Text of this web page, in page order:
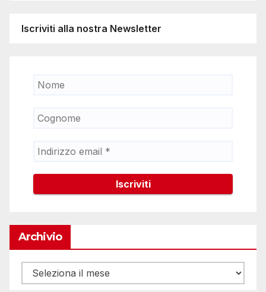
Iscriviti alla nostra Newsletter
Archivio
Archivio